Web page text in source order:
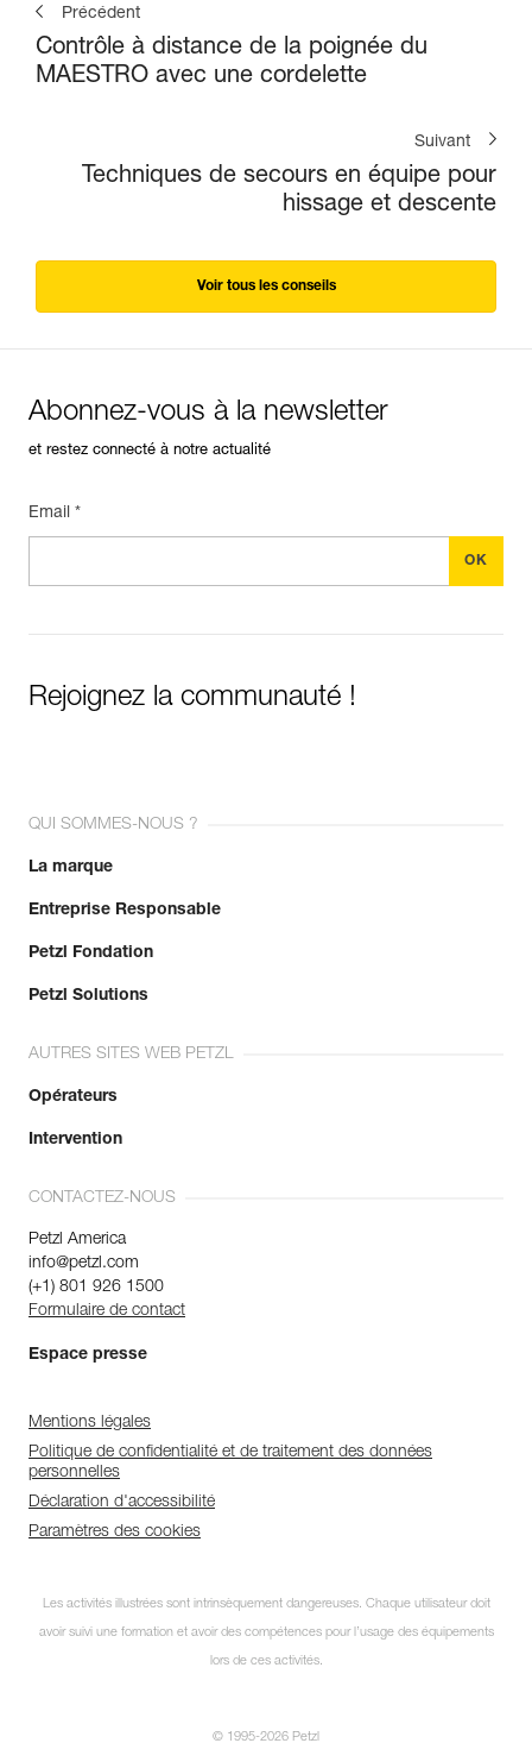
Précédent
Contrôle à distance de la poignée du
MAESTRO avec une cordelette
Suivant
Techniques de secours en équipe pour
hissage et descente
Voir tous les conseils
Abonnez-vous à la newsletter
et restez connecté à notre actualité
Email *
Rejoignez la communauté !
QUI SOMMES-NOUS ?
La marque
Entreprise Responsable
Petzl Fondation
Petzl Solutions
AUTRES SITES WEB PETZL
Opérateurs
Intervention
CONTACTEZ-NOUS
Petzl America
info@petzl.com
(+1) 801 926 1500
Formulaire de contact
Espace presse
Mentions légales
Politique de confidentialité et de traitement des données
personnelles
Déclaration d'accessibilité
Paramètres des cookies
Les activités illustrées sont intrinsèquement dangereuses. Chaque utilisateur doit
avoir suivi une formation et avoir des compétences pour l’usage des équipements
lors de ces activités.
© 1995-2026 Petzl